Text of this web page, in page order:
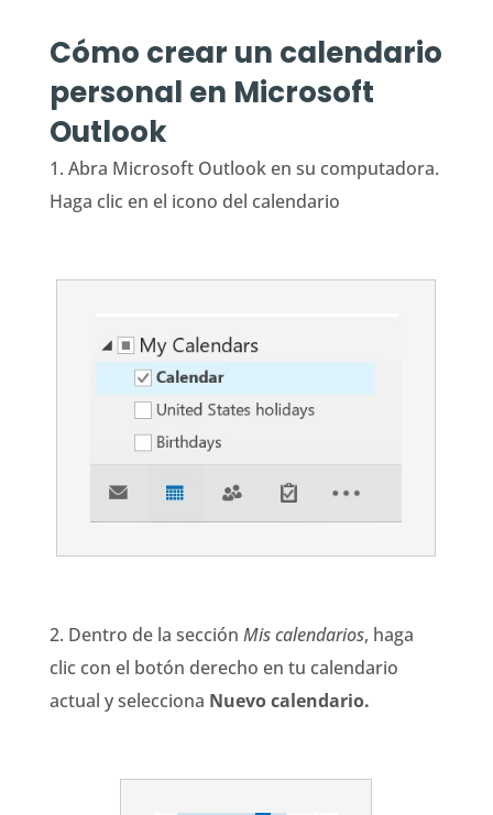
Cómo crear un calendario
personal en Microsoft
Outlook
1. Abra Microsoft Outlook en su computadora.
Haga clic en el icono del calendario
2. Dentro de la sección Mis calendarios, haga
clic con el botón derecho en tu calendario
actual y selecciona Nuevo calendario.